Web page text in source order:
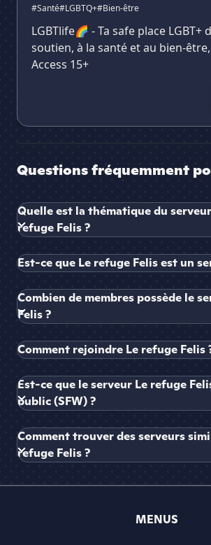
#Santé#LGBTQ+#Bien-être
LGBTlife🌈 - Ta safe place LGBT+
soutien, à la santé et au bien-
Access 15+
Questions fréquemment
Quelle est la thématique du
refuge Felis ?
Est-ce que Le refuge Felis est un
Combien de membres possède le
Felis ?
Comment rejoindre Le refuge Felis
Est-ce que le serveur Le refuge
public (SFW) ?
Comment trouver des serveurs
refuge Felis ?
MENUS